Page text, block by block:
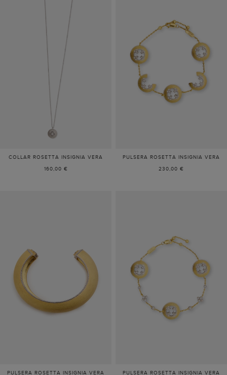
COLLAR ROSETTA INSIGNIA VERA
160,00 €
PULSERA ROSETTA INSIGNIA VERA
230,00 €
PULSERA ROSETTA INSIGNIA VERA PULSERA ROSETTA INSIGNIA VERA